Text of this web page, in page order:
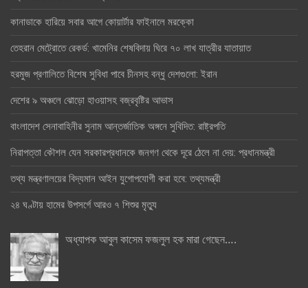
কানাডাকে হারিয়ে সবার আগে কোয়ার্টার ফাইনালে মরক্কো
তেহরান মেট্রোতে রেকর্ড: খামেনির শেষবিদায় ঘিরে ৭০ লাখ যাত্রীর যাতায়াত
হরমুজ প্রণালিতে বিশেষ সুবিধা পাবে চীনসহ বন্ধু দেশগুলো: ইরান
দেশের ৯ অঞ্চলে ঝোড়ো হাওয়াসহ বজ্রবৃষ্টির আভাস
বাংলাদেশ সেনাবাহিনীর সুনাম আন্তর্জাতিক অঙ্গনে সুবিদিত: রাষ্ট্রপতি
নিরাপত্তা কৌশল যেন সরকারপ্রধানকে জনগণ থেকে দূরে ঠেলে না দেয়: প্রধানমন্ত্রী
তথ্য মন্ত্রণালয়ের বিদ্যমান আইন যুগোপযোগী করা হবে: তথ্যমন্ত্রী
২৪ ঘণ্টায় হামের উপসর্গে আরও ৭ শিশুর মৃত্যু
অধ্যাপক আবুল কাসেম ফজলুল হক মারা গেছেন….